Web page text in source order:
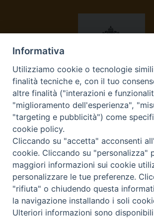
OSSERVATORE ROMANO
AVVENIRE
Informativa
Utilizziamo cookie o tecnologie
finalità tecniche e, con il tuo
altre finalità ("interazioni e
"miglioramento dell'esperienza",
"targeting e pubblicità") come
cookie policy.
Cliccando su "accetta" acconsenti
cookie. Cliccando su "personalizza"
maggiori informazioni sui cookie
personalizzare le tue preferenze.
"rifiuta" o chiudendo questa
la navigazione installando i soli
Ulteriori informazioni sono